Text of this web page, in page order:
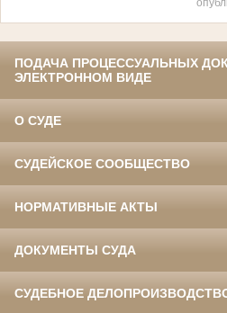
ПОДАЧА ПРОЦЕССУАЛЬНЫХ
ЭЛЕКТРОННОМ ВИДЕ
О СУДЕ
СУДЕЙСКОЕ СООБЩЕСТВО
НОРМАТИВНЫЕ АКТЫ
ДОКУМЕНТЫ СУДА
СУДЕБНОЕ